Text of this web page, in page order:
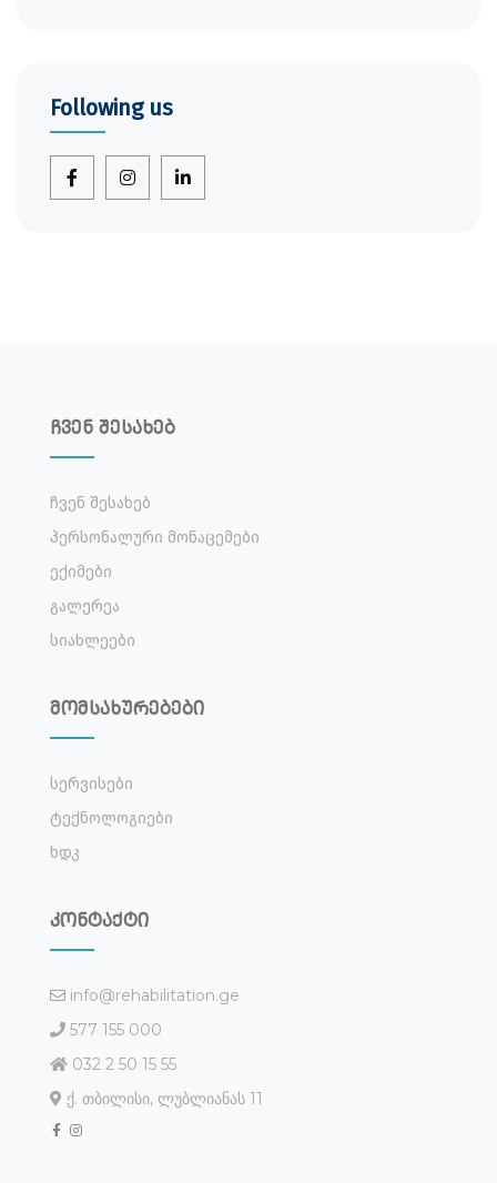
Following us
ჩვენ შესახებ
Ჩვენ Შესახებ
Პერსონალური Მონაცემები
Ექიმები
Გალერეა
Სიახლეები
მომსახურებები
Სერვისები
Ტექნოლოგიები
Ხდკ
კონტაქტი
info@rehabilitation.ge
577 155 000
032 2 50 15 55
ქ. თბილისი, ლუბლიანას 11